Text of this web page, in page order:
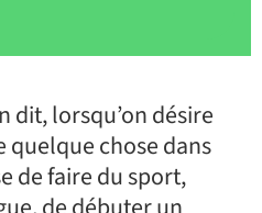
dit, lorsqu’on désire
chose dans
de faire du sport,